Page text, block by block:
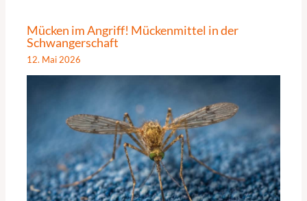
Mücken im Angriff! Mückenmittel in der
Schwangerschaft
12. Mai 2026